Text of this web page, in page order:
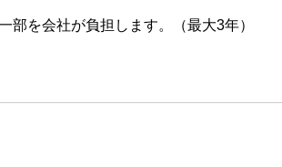
部を会社が負担します。（最大3年）